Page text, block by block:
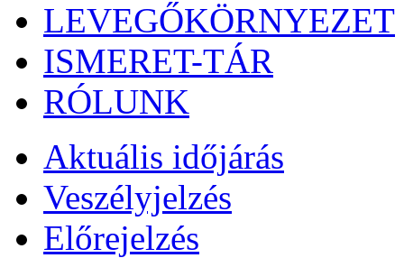
LEVEGŐKÖRNYEZET
ISMERET-TÁR
RÓLUNK
Aktuális időjárás
Veszélyjelzés
Előrejelzés